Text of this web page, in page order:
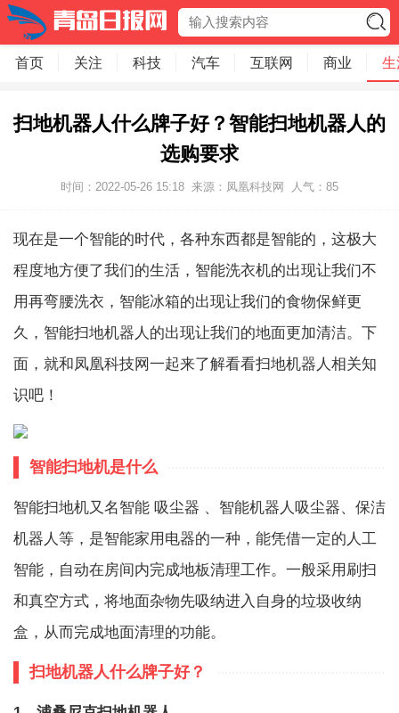
首页 关注 科技 汽车 互联网 商业 生
扫地机器人什么牌子好？智能扫地机器人的
选购要求
时间：2022-05-26 15:18 来源：凤凰科技网 人气： 85
现在是一个智能的时代，各种东西都是智能的，这极大
程度地方便了我们的生活，智能洗衣机的出现让我们不
用再弯腰洗衣，智能冰箱的出现让我们的食物保鲜更
久，智能扫地机器人的出现让我们的地面更加清洁。下
面，就和凤凰科技网一起来了解看看扫地机器人相关知
识吧！
智能扫地机是什么
智能扫地机又名智能 吸尘器 、智能机器人吸尘器、保洁
机器人等，是智能家用电器的一种，能凭借一定的人工
智能，自动在房间内完成地板清理工作。一般采用刷扫
和真空方式，将地面杂物先吸纳进入自身的垃圾收纳
盒，从而完成地面清理的功能。
扫地机器人什么牌子好？